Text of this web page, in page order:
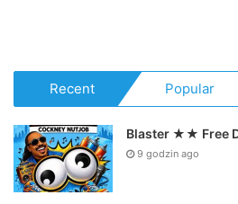
Recent Popular
Blaster ★★ Free
9 godzin ago